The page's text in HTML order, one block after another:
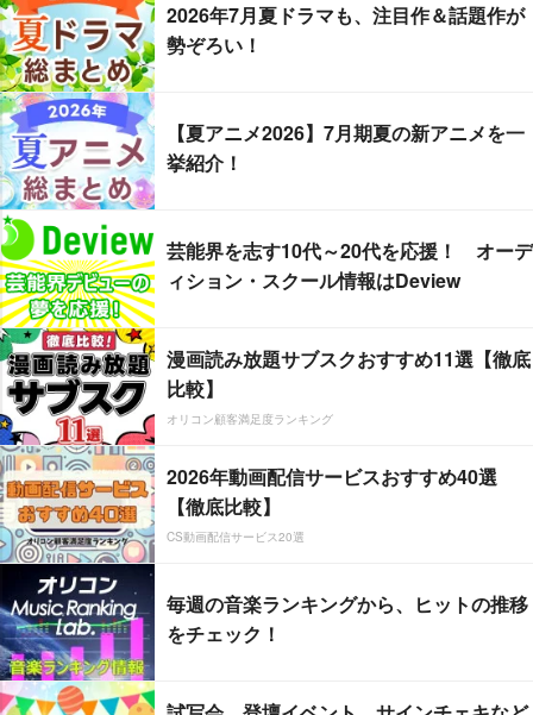
2026年7月夏ドラマも、注目作＆話題作が
勢ぞろい！
【夏アニメ2026】7月期夏の新アニメを一
挙紹介！
芸能界を志す10代～20代を応援！ オーデ
ィション・スクール情報はDeview
漫画読み放題サブスクおすすめ11選【徹底
比較】
オリコン顧客満足度ランキング
2026年動画配信サービスおすすめ40選
【徹底比較】
CS動画配信サービス20選
毎週の音楽ランキングから、ヒットの推移
をチェック！